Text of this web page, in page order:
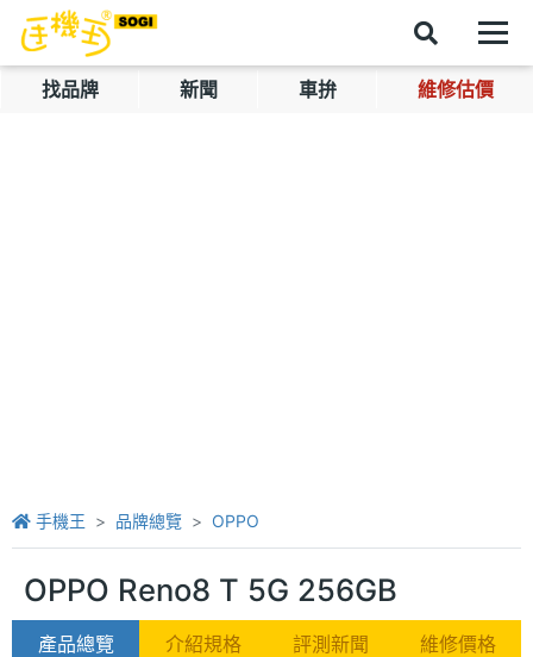
找品牌 新聞 車拚 維修估價
手機王 品牌總覽 OPPO
OPPO Reno8 T 5G 256GB
產品總覽 介紹規格 評測新聞 維修價格